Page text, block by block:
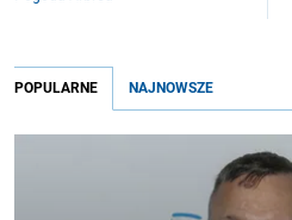
POPULARNE NAJNOWSZE